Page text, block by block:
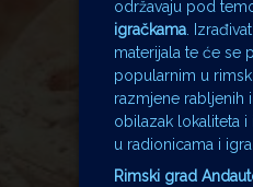
održavaju pod
igračkama .
materijala te će se
popularnim u
razmjene rabljenih
obilazak lokaliteta
u radionicama i
Rimski grad